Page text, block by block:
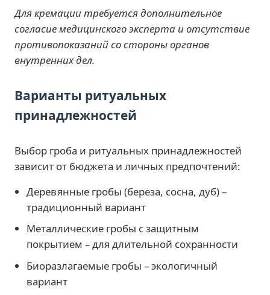
Для кремации требуется дополнительное
согласие медицинского эксперта и отсутствие
противопоказаний со стороны органов
внутренних дел.
Варианты ритуальных
принадлежностей
Выбор гроба и ритуальных принадлежностей
зависит от бюджета и личных предпочтений:
Деревянные гробы (береза, сосна, дуб) –
традиционный вариант
Металлические гробы с защитным
покрытием – для длительной сохранности
Биоразлагаемые гробы – экологичный
вариант